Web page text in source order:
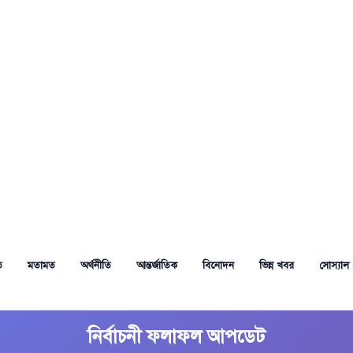
মতামত অর্থনীতি আন্তর্জাতিক বিনোদন ভিন্ন খবর সোস্যাল
নির্বাচনী ফলাফল আপডেট